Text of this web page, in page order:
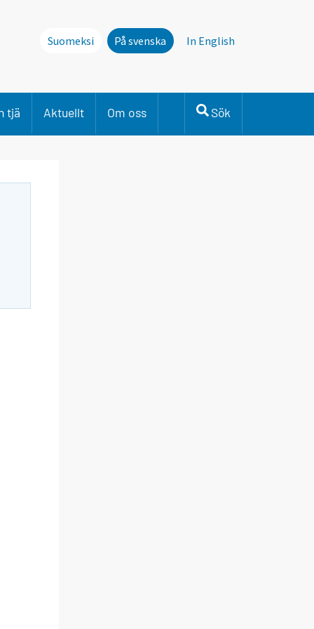
Suomeksi På svenska In English
tjä Aktuellt Om oss Sök